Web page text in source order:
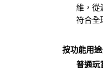
維，從
符合全
按功能用
普通玩